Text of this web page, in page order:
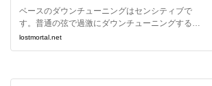
ベースのダウンチューニングはセンシティブで
す。普通の弦で過激にダウンチューニングすると
サステインがなくなるので、それは避けたいで
lostmortal.net